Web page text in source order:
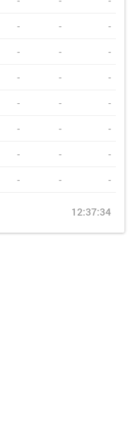
- - -
- - -
- - -
- - -
- - -
- - -
- - -
12:37:34